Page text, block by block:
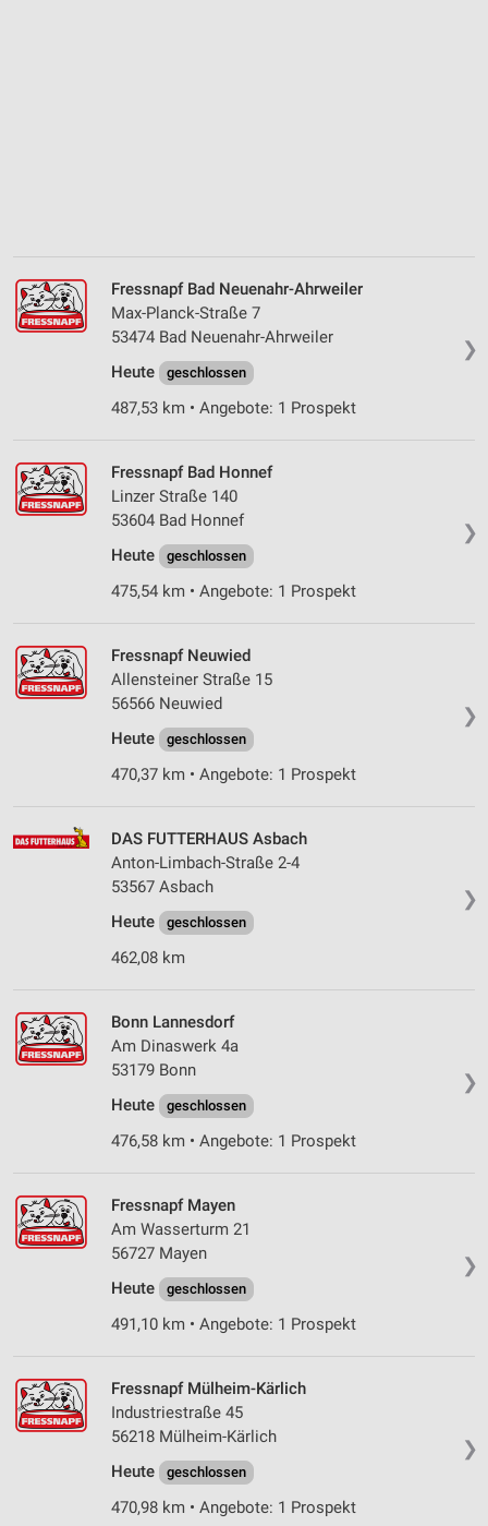
❯
Fressnapf Bad Neuenahr-Ahrweiler
Max-Planck-Straße 7
53474 Bad Neuenahr-Ahrweiler
Heute
geschlossen
487,53 km • Angebote: 1 Prospekt
❯
Fressnapf Bad Honnef
Linzer Straße 140
53604 Bad Honnef
Heute
geschlossen
475,54 km • Angebote: 1 Prospekt
❯
Fressnapf Neuwied
Allensteiner Straße 15
56566 Neuwied
Heute
geschlossen
470,37 km • Angebote: 1 Prospekt
❯
DAS FUTTERHAUS Asbach
Anton-Limbach-Straße 2-4
53567 Asbach
Heute
geschlossen
462,08 km
❯
Bonn Lannesdorf
Am Dinaswerk 4a
53179 Bonn
Heute
geschlossen
476,58 km • Angebote: 1 Prospekt
❯
Fressnapf Mayen
Am Wasserturm 21
56727 Mayen
Heute
geschlossen
491,10 km • Angebote: 1 Prospekt
❯
Fressnapf Mülheim-Kärlich
Industriestraße 45
56218 Mülheim-Kärlich
Heute
geschlossen
470,98 km • Angebote: 1 Prospekt